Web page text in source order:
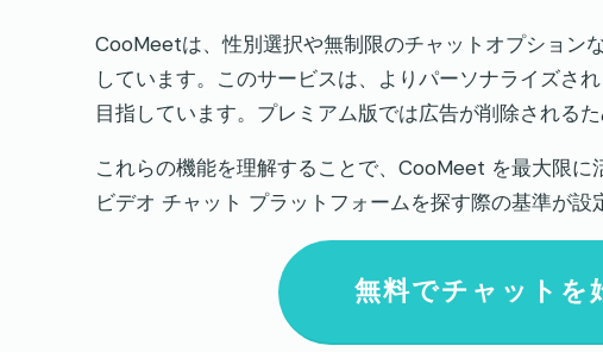
CooMeetは、性別選択や無制限のチャットオプション
しています。このサービスは、よりパーソナライズさ
目指しています。プレミアム版では広告が削除される
これらの機能を理解することで、CooMeet を最大限
ビデオ チャット プラットフォームを探す際の基準が設
無料でチャット